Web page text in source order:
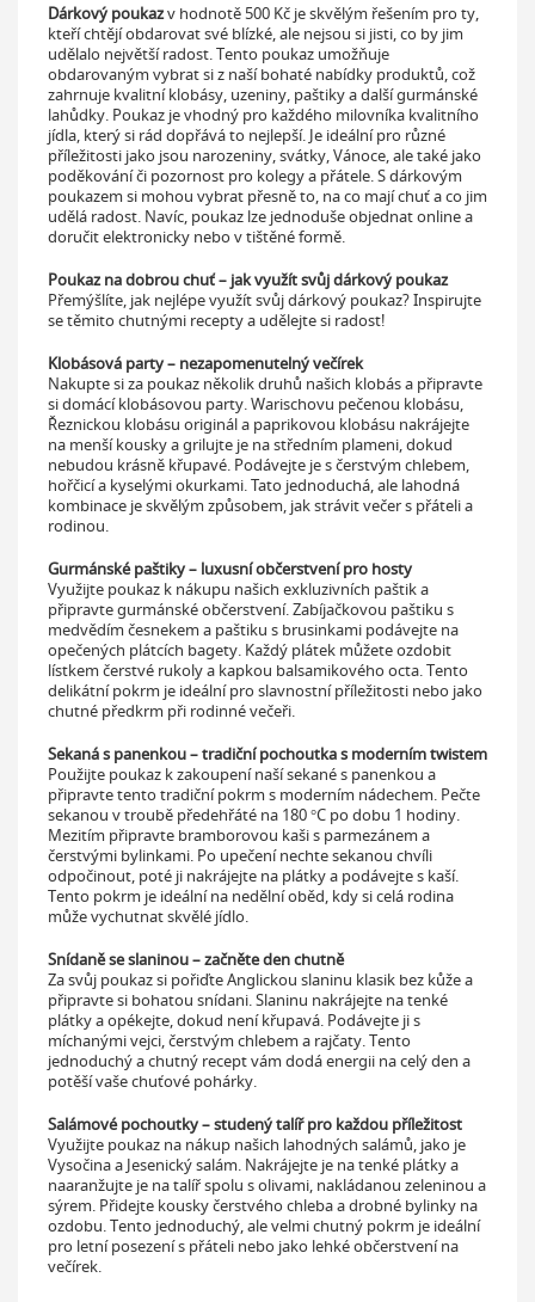
Dárkový poukazv hodnotě 500 Kč je skvělým řešením pro ty,
kteří chtějí obdarovat své blízké, ale nejsou si jisti, co by jim
udělalo největší radost. Tento poukaz umožňuje
obdarovaným vybrat si z naší bohaté nabídky produktů, což
zahrnuje kvalitní klobásy, uzeniny, paštiky a další gurmánské
lahůdky. Poukaz je vhodný pro každého milovníka kvalitního
jídla, který si rád dopřává to nejlepší. Je ideální pro různé
příležitosti jako jsou narozeniny, svátky, Vánoce, ale také jako
poděkování či pozornost pro kolegy a přátele. S dárkovým
poukazem si mohou vybrat přesně to, na co mají chuť a co jim
udělá radost. Navíc, poukaz lze jednoduše objednat online a
doručit elektronicky nebo v tištěné formě.
Poukaz na dobrou chuť – jak využít svůj dárkový poukaz
Přemýšlíte, jak nejlépe využít svůj dárkový poukaz? Inspirujte
se těmito chutnými recepty a udělejte si radost!
Klobásová party – nezapomenutelný večírek
Nakupte si za poukaz několik druhů našich klobás a připravte
si domácí klobásovou party. Warischovu pečenou klobásu,
Řeznickou klobásu originál a paprikovou klobásu nakrájejte
na menší kousky a grilujte je na středním plameni, dokud
nebudou krásně křupavé. Podávejte je s čerstvým chlebem,
hořčicí a kyselými okurkami. Tato jednoduchá, ale lahodná
kombinace je skvělým způsobem, jak strávit večer s přáteli a
rodinou.
Gurmánské paštiky – luxusní občerstvení pro hosty
Využijte poukaz k nákupu našich exkluzivních paštik a
připravte gurmánské občerstvení. Zabíjačkovou paštiku s
medvědím česnekem a paštiku s brusinkami podávejte na
opečených plátcích bagety. Každý plátek můžete ozdobit
lístkem čerstvé rukoly a kapkou balsamikového octa. Tento
delikátní pokrm je ideální pro slavnostní příležitosti nebo jako
chutné předkrm při rodinné večeři.
Sekaná s panenkou – tradiční pochoutka s moderním twistem
Použijte poukaz k zakoupení naší sekané s panenkou a
připravte tento tradiční pokrm s moderním nádechem. Pečte
sekanou v troubě předehřáté na 180 °C po dobu 1 hodiny.
Mezitím připravte bramborovou kaši s parmezánem a
čerstvými bylinkami. Po upečení nechte sekanou chvíli
odpočinout, poté ji nakrájejte na plátky a podávejte s kaší.
Tento pokrm je ideální na nedělní oběd, kdy si celá rodina
může vychutnat skvělé jídlo.
Snídaně se slaninou – začněte den chutně
Za svůj poukaz si pořiďte Anglickou slaninu klasik bez kůže a
připravte si bohatou snídani. Slaninu nakrájejte na tenké
plátky a opékejte, dokud není křupavá. Podávejte ji s
míchanými vejci, čerstvým chlebem a rajčaty. Tento
jednoduchý a chutný recept vám dodá energii na celý den a
potěší vaše chuťové pohárky.
Salámové pochoutky – studený talíř pro každou příležitost
Využijte poukaz na nákup našich lahodných salámů, jako je
Vysočina a Jesenický salám. Nakrájejte je na tenké plátky a
naaranžujte je na talíř spolu s olivami, nakládanou zeleninou a
sýrem. Přidejte kousky čerstvého chleba a drobné bylinky na
ozdobu. Tento jednoduchý, ale velmi chutný pokrm je ideální
pro letní posezení s přáteli nebo jako lehké občerstvení na
večírek.